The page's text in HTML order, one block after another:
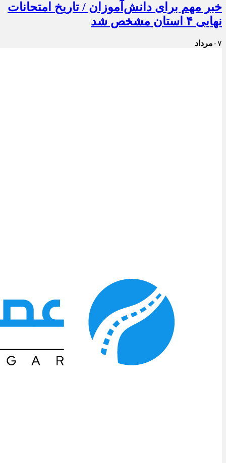
خبر مهم برای دانش‌آموزان / تاریخ امتحانات
نهایی ۴ استان مشخص شد
۰۷ مرداد